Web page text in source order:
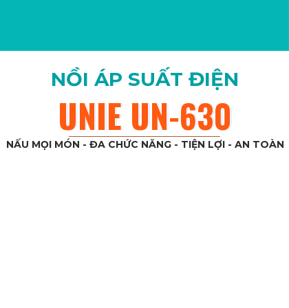
UNIE UN-630
UNIE UN-630
NỒI ÁP SUẤT ĐIỆN
NẤU MỌI MÓN - ĐA CHỨC NĂNG - TIỆN LỢI - AN TOÀN